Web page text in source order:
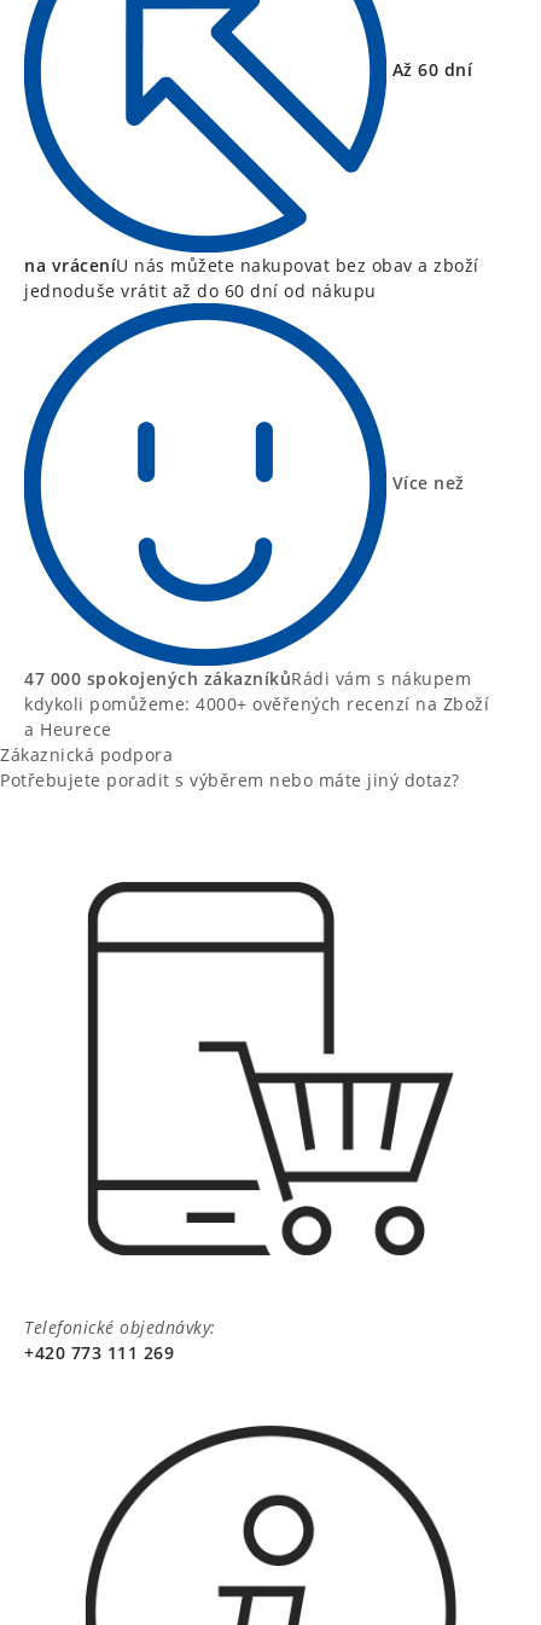
Až 60 dní
na vráceníU nás můžete nakupovat bez obav a zboží
jednoduše vrátit až do 60 dní od nákupu
Více než
47 000 spokojených zákazníkůRádi vám s nákupem
kdykoli pomůžeme: 4000+ ověřených recenzí na Zboží
a Heurece
Zákaznická podpora
Potřebujete poradit s výběrem nebo máte jiný dotaz?
Telefonické objednávky:
+420 773 111 269